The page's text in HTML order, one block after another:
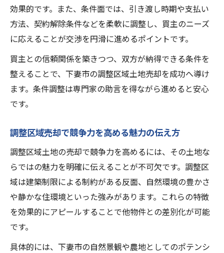
効果的です。また、条件面では、引き渡し時期や支払い
方法、契約解除条件などを柔軟に調整し、買主のニーズ
に応えることが交渉を円滑に進めるポイントです。
買主との信頼関係を築きつつ、双方が納得できる条件を
整えることで、下妻市の調整区域土地売却を成功へ導け
ます。条件調整は専門家の助言を得ながら進めると安心
です。
調整区域売却で競争力を高める魅力の伝え方
調整区域土地の売却で競争力を高めるには、その土地な
らではの魅力を明確に伝えることが不可欠です。調整区
域は建築制限による制約がある反面、自然環境の豊かさ
や静かな住環境といった強みがあります。これらの特徴
を効果的にアピールすることで他物件との差別化が可能
です。
具体的には、下妻市の自然景観や農地としてのポテンシ